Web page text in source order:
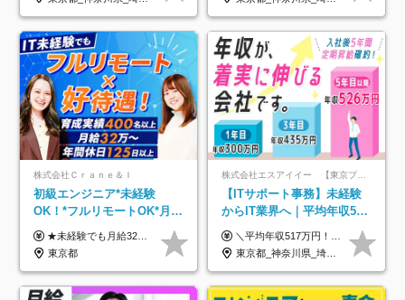
株式会社Ｃｒａｎｅ＆Ｉ
初級エンジニア*未経験
OK！*フルリモートOK*月給
32万～*残業月9.8h*1ヶ月の
研修*資格取得率100％
★未経験でも月給32万円スタート★ 月収32万円～35万円＋各種手当（資格手当だけで毎月15万の上乗せ実績あり！） ★資格手当豊富！1資格につき最大3万円支給 ★功績手当の導入で、毎月のお給与に上乗せで最大10万円支給している社員も！ ★1回の昇級で年収数十万UPも可 ★ゆくゆくは年収1000万以上も目指せる 年俸384万円～1,162万8,000円（12分割） ※経験・スキルを考慮の上決定します ※上記金額には固定残業代（月30h分・60,800円～66,500円）を含みます ※超過分は別途全額支給します ※試用期間2ヶ月間あり（その他待遇に差異はありません）
東京都
株式会社エスアイイー 【東京プロマーケット上場】
【ITサポート事務】未経験
からIT業界へ｜平均年収517
万円｜ホワイト企業認定｜
年休134日｜リモートOK
＼平均年収517万円！入社5年目まで毎年必ず昇給／ ■賞与年3回 ■年収800万円以上も可 ■入社3年以上の平均年収469.2万円 月給23万2000円以上＋賞与年3回＋各種手当 ☆入社5年目まで最大1万5000円の定期昇給を確約 ┃各種手当充実 ・規定の資格を取得すれば、2000円～5万円を毎月支給（2万4000円～60万円／年） ・研修中に取得した取得率95％の資格でも研修後の給料UP ※月給は年齢・経験・能力を考慮して、優遇いたします ※上記月給金額は固定残業代（20時間/3万1300円円以上）を含み、超過分は別途支給いたします ※試用期間（6ヶ月）は月給に変動はありますが、その他待遇に差異はありません ├入社後1ヶ月～3ヶ月間は、月給20万1900円となります └上記金額は固定残業代（10時間／1万6000円）を含み、超過分は別途支給いたします
東京都_神奈川県_埼玉県_千葉県_大阪府_愛知県_北海道_青森県_岩手県_宮城県_秋田県_山形県_福島県_茨城県_栃木県_群馬県_新潟県_山梨県_長野県_富山県_石川県_福井県_静岡県_岐阜県_三重県_兵庫県_京都府_滋賀県_奈良県_和歌山県_広島県_岡山県_鳥取県_島根県_山口県_徳島県_香川県_愛媛県_高知県_福岡県_熊本県_佐賀県_長崎県_大分県_宮崎県_鹿児島県_沖縄県